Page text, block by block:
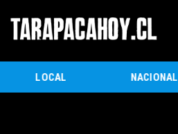
LOCAL NACIONAL